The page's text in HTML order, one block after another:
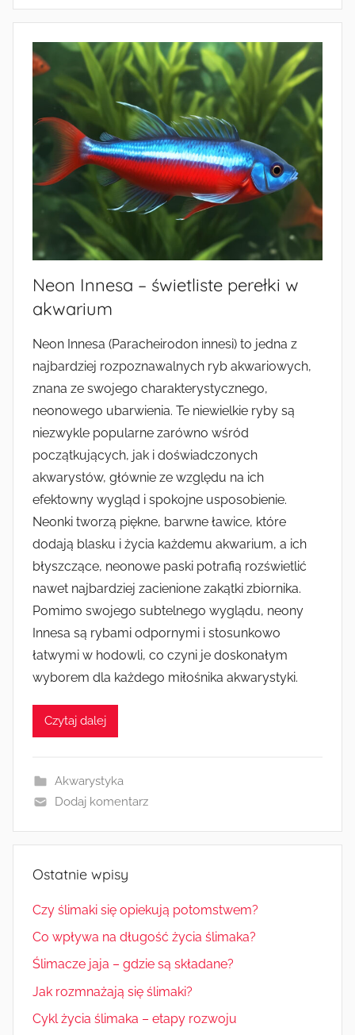
Neon Innesa – świetliste perełki w
akwarium
Neon Innesa (Paracheirodon innesi) to jedna z
najbardziej rozpoznawalnych ryb akwariowych,
znana ze swojego charakterystycznego,
neonowego ubarwienia. Te niewielkie ryby są
niezwykle popularne zarówno wśród
początkujących, jak i doświadczonych
akwarystów, głównie ze względu na ich
efektowny wygląd i spokojne usposobienie.
Neonki tworzą piękne, barwne ławice, które
dodają blasku i życia każdemu akwarium, a ich
błyszczące, neonowe paski potrafią rozświetlić
nawet najbardziej zacienione zakątki zbiornika.
Pomimo swojego subtelnego wyglądu, neony
Innesa są rybami odpornymi i stosunkowo
łatwymi w hodowli, co czyni je doskonałym
wyborem dla każdego miłośnika akwarystyki.
Czytaj dalej
Akwarystyka
Dodaj komentarz
Ostatnie wpisy
Czy ślimaki się opiekują potomstwem?
Co wpływa na długość życia ślimaka?
Ślimacze jaja – gdzie są składane?
Jak rozmnażają się ślimaki?
Cykl życia ślimaka – etapy rozwoju